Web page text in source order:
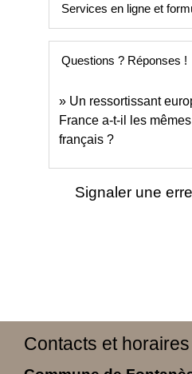
Services en ligne et
Questions ? Réponses !
Un ressortissant
France a-t-il les
français ?
Signaler une
Contacts et horaires